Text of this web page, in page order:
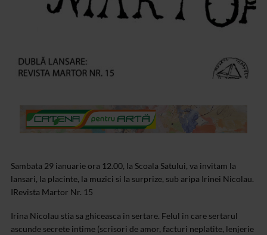
Sambata 29 ianuarie ora 12.00, la Scoala Satului, va invitam la
lansari, la placinte, la muzici si la surprize, sub aripa Irinei Nicolau.
IRevista Martor Nr. 15
Irina Nicolau stia sa ghiceasca in sertare. Felul in care sertarul
ascunde secrete intime (scrisori de amor, facturi neplatite, lenjerie